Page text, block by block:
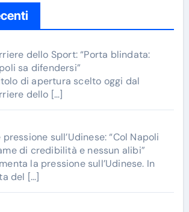
dello Sport: “Porta blindata:
sa difendersi”
di apertura scelto oggi dal
dello […]
pressione sull’Udinese: “Col Napoli
di credibilità e nessun alibi”
la pressione sull’Udinese. In
del […]